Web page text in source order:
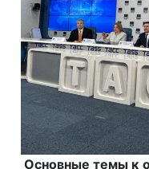
Основные темы к